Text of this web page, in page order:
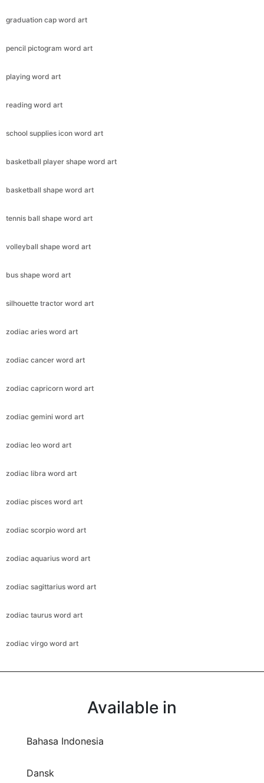
graduation cap word art
pencil pictogram word art
playing word art
reading word art
school supplies icon word art
basketball player shape word art
basketball shape word art
tennis ball shape word art
volleyball shape word art
bus shape word art
silhouette tractor word art
zodiac aries word art
zodiac cancer word art
zodiac capricorn word art
zodiac gemini word art
zodiac leo word art
zodiac libra word art
zodiac pisces word art
zodiac scorpio word art
zodiac aquarius word art
zodiac sagittarius word art
zodiac taurus word art
zodiac virgo word art
Available in
Bahasa Indonesia
Dansk